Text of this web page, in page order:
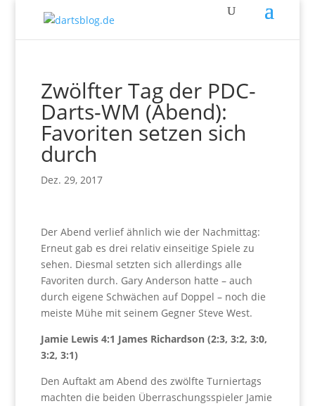
Zwölfter Tag der PDC-
Darts-WM (Abend):
Favoriten setzen sich
durch
Dez. 29, 2017
Der Abend verlief ähnlich wie der Nachmittag:
Erneut gab es drei relativ einseitige Spiele zu
sehen. Diesmal setzten sich allerdings alle
Favoriten durch. Gary Anderson hatte – auch
durch eigene Schwächen auf Doppel – noch die
meiste Mühe mit seinem Gegner Steve West.
Jamie Lewis 4:1 James Richardson (2:3, 3:2, 3:0,
3:2, 3:1)
Den Auftakt am Abend des zwölfte Turniertags
machten die beiden Überraschungsspieler Jamie